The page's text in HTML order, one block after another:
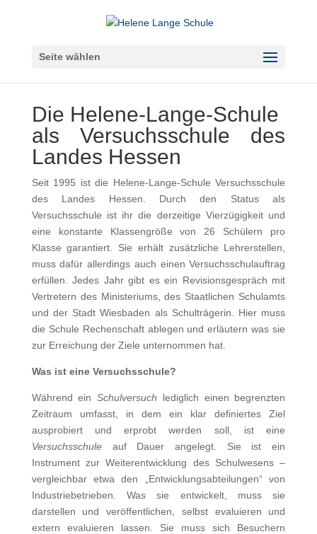
Seite wählen
Die Helene-Lange-Schule
als Versuchsschule des
Landes Hessen
Seit 1995 ist die Helene-Lange-Schule Versuchsschule
des Landes Hessen. Durch den Status als
Versuchsschule ist ihr die derzeitige Vierzügigkeit und
eine konstante Klassengröße von 26 Schülern pro
Klasse garantiert. Sie erhält zusätzliche Lehrerstellen,
muss dafür allerdings auch einen Versuchsschulauftrag
erfüllen. Jedes Jahr gibt es ein Revisionsgespräch mit
Vertretern des Ministeriums, des Staatlichen Schulamts
und der Stadt Wiesbaden als Schulträgerin. Hier muss
die Schule Rechenschaft ablegen und erläutern was sie
zur Erreichung der Ziele unternommen hat.
Was ist eine Versuchsschule?
Während einSchulversuch lediglich einen begrenzten
Zeitraum umfasst, in dem ein klar definiertes Ziel
ausprobiert und erprobt werden soll, ist eine
Versuchsschule auf Dauer angelegt. Sie ist ein
Instrument zur Weiterentwicklung des Schulwesens –
vergleichbar etwa den „Entwicklungsabteilungen“ von
Industriebetrieben. Was sie entwickelt, muss sie
darstellen und veröffentlichen, selbst evaluieren und
extern evaluieren lassen. Sie muss sich Besuchern